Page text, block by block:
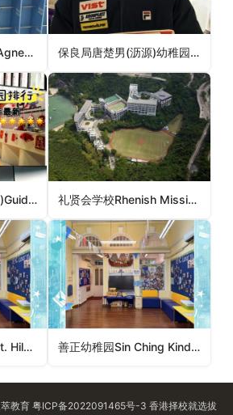
雅丽斯俊宏轩幼稚园Agnes Kindergarten (Grandeur Terrace)（元朗区幼稚园） 保良局唐楚男(沥源)幼稚园PLK Tong Chor Nam (Lek Yuen) Kindergarten（沙田区幼稚园）
佳宝幼稚园(屯门分校)Guideposts Kindergarten (Tuen Mun Branch)（屯门区幼稚园） 礼贤会学校Rhenish Mission School（中西区幼稚园）
德萃幼稚园(马鞍山)St. Hilary’s Kindergarten (Ma On San)（沙田区幼稚园） 善正幼稚园Sin Ching Kindergarten（葵青区幼稚园）
教育 粤ICP备2022091465号-3 香港择校就选拔